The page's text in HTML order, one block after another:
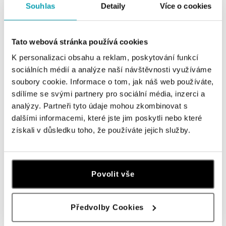
Souhlas Detaily Více o cookies
Tato webová stránka používá cookies
K personalizaci obsahu a reklam, poskytování funkcí
sociálních médií a analýze naší návštěvnosti využíváme
soubory cookie. Informace o tom, jak náš web používáte,
sdílíme se svými partnery pro sociální média, inzerci a
analýzy. Partneři tyto údaje mohou zkombinovat s
dalšími informacemi, které jste jim poskytli nebo které
získali v důsledku toho, že používáte jejich služby.
Povolit vše
Předvolby Cookies
dnes otvorené od 09:00
ALOve OC Aupark, Bratislava
tel.: +421917090556
dnes otvorené od 10:00
ALOve OC Eurovea, Bratislava
Pribinova 8, 811 09 Bratislava
tel.: +421917090467
dnes otvorené od 10:00
HALADA OC Avion, Bratislava
Ivanská cesta 16, 821 04 Bratislava
dnes otvorené od 10:00
HALADA OC Eurovea, Bratislava